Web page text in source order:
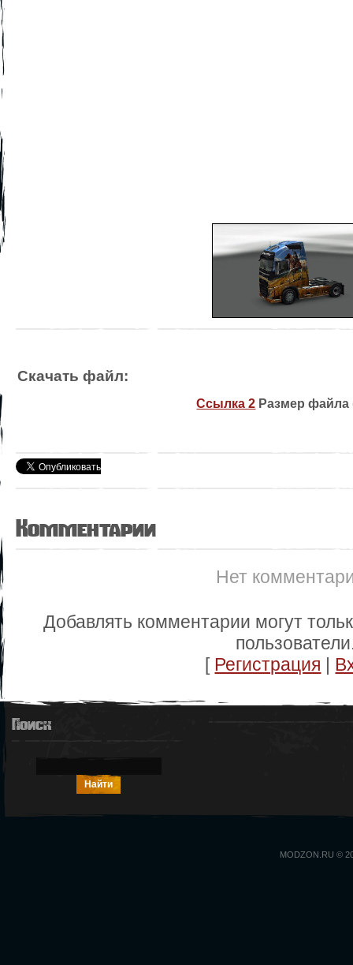
Скачать файл:
Ссылка 2 Размер файла
Комментарии
Нет
Добавлять комментарии могут
[ Регистрация
Поиск
MODZON.RU ©